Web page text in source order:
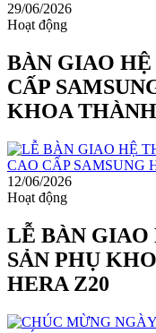
29/06/2026
Hoạt động
BÀN GIAO
CẤP
KHOA
12/06/2026
Hoạt động
LỄ BÀN GIAO
SẢN PHỤ
HERA Z20